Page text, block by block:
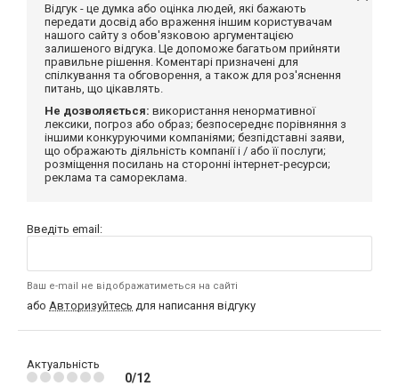
Відгук - це думка або оцінка людей, які бажають
передати досвід або враження іншим користувачам
нашого сайту з обов'язковою аргументацією
залишеного відгука. Це допоможе багатьом прийняти
правильне рішення. Коментарі призначені для
спілкування та обговорення, а також для роз'яснення
питань, що цікавлять.
Не дозволяється: використання ненормативної
лексики, погроз або образ; безпосереднє порівняння з
іншими конкуруючими компаніями; безпідставні заяви,
що ображають діяльність компанії і / або її послуги;
розміщення посилань на сторонні інтернет-ресурси;
реклама та самореклама.
Введіть email:
Ваш e-mail не відображатиметься на сайті
або Авторизуйтесь для написання відгуку
Актуальність
0/12